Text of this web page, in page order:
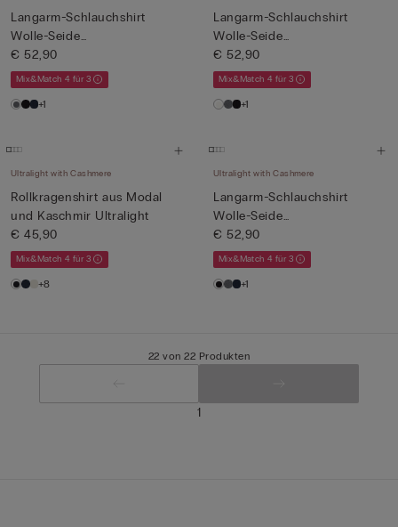
Langarm-Schlauchshirt
Wolle-Seide
hochgeschlossen
€ 52,90
Mix&Match 4 für 3
+1
Langarm-Schlauchshirt
Wolle-Seide
hochgeschlossen
€ 52,90
Mix&Match 4 für 3
+1
Ultralight with Cashmere
Rollkragenshirt aus Modal
und Kaschmir Ultralight
€ 45,90
Mix&Match 4 für 3
+8
Ultralight with Cashmere
Langarm-Schlauchshirt
Wolle-Seide
hochgeschlossen
€ 52,90
Mix&Match 4 für 3
+1
22 von 22 Produkten
1